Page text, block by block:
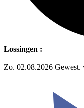
Lossingen :
Zo. 02.08.2026